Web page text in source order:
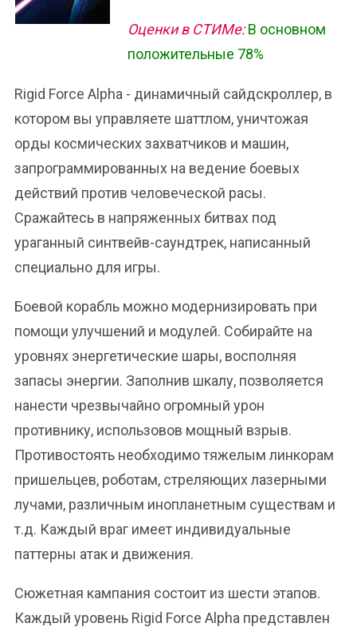
Оценки в СТИМе: В основном
положительные 78%
Rigid Force Alpha - динамичный сайдскроллер, в
котором вы управляете шаттлом, уничтожая
орды космических захватчиков и машин,
запрограммированных на ведение боевых
действий против человеческой расы.
Сражайтесь в напряженных битвах под
ураганный синтвейв-саундтрек, написанный
специально для игры.
Боевой корабль можно модернизировать при
помощи улучшений и модулей. Собирайте на
уровнях энергетические шары, восполняя
запасы энергии. Заполнив шкалу, позволяется
нанести чрезвычайно огромный урон
противнику, использовов мощный взрыв.
Противостоять необходимо тяжелым линкорам
пришельцев, роботам, стреляющих лазерными
лучами, различным инопланетным существам и
т.д. Каждый враг имеет индивидуальные
паттерны атак и движения.
Сюжетная кампания состоит из шести этапов.
Каждый уровень Rigid Force Alpha представлен